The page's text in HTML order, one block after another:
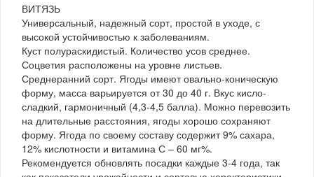
ВИТЯЗЬ
Универсальный, надежный сорт, простой в уходе, с
высокой устойчивостью к заболеваниям.
Куст полураскидистый. Количество усов среднее.
Соцветия расположены на уровне листьев.
Среднеранний сорт. Ягоды имеют овально-коническую
форму, масса варьируется от 30 до 40 г. Вкус кисло-
сладкий, гармоничный (4,3-4,5 балла). Можно перевозить
на длительные расстояния, ягоды хорошо сохраняют
форму. Ягода по своему составу содержит 9% сахара,
12% кислотности и витамина С – 60 мг%.
Рекомендуется обновлять посадки каждые 3-4 года, так